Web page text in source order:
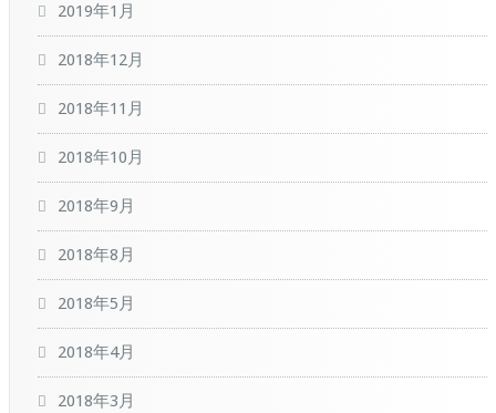
2019年1月
2018年12月
2018年11月
2018年10月
2018年9月
2018年8月
2018年5月
2018年4月
2018年3月